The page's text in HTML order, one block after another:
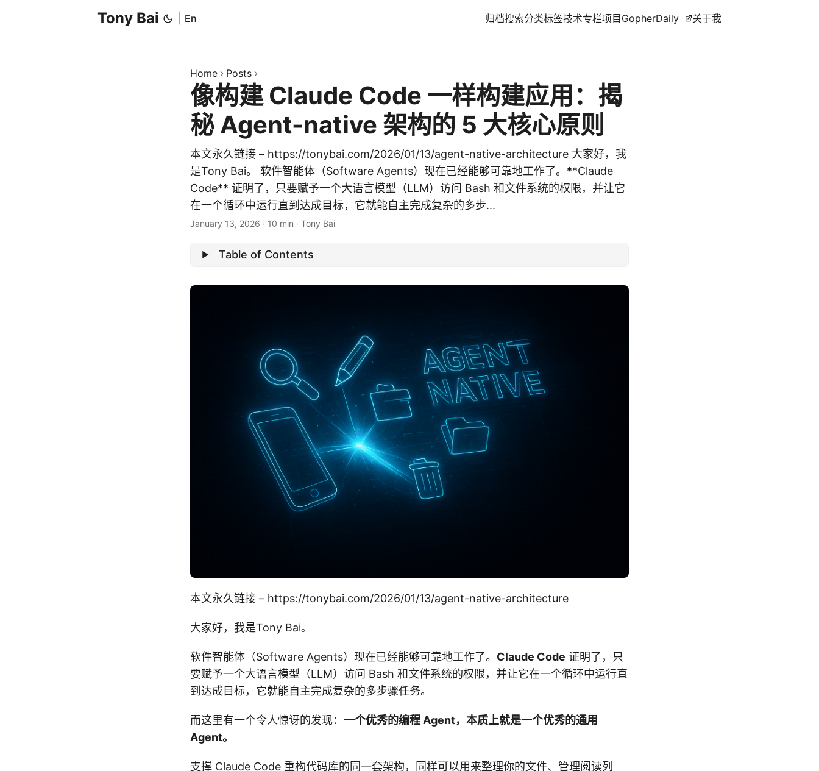
Tony Bai En 归档搜索分类标签技术专栏项目 GopherDaily 关于我
Home Posts
像构建 Claude Code 一样构建应用：揭
秘 Agent-native 架构的 5 大核心原则
本文永久链接 – https://tonybai.com/2026/01/13/agent-native-architecture 大家好，我
是Tony Bai。 软件智能体（Software Agents）现在已经能够可靠地工作了。**Claude
Code** 证明了，只要赋予一个大语言模型（LLM）访问 Bash 和文件系统的权限，并让它
在一个循环中运行直到达成目标，它就能自主完成复杂的多步...
January 13, 2026 · 10 min · Tony Bai
Table of Contents
本文永久链接 – https://tonybai.com/2026/01/13/agent-native-architecture
大家好，我是Tony Bai。
软件智能体（Software Agents）现在已经能够可靠地工作了。 Claude Code 证明了，只
要赋予一个大语言模型（LLM）访问 Bash 和文件系统的权限，并让它在一个循环中运行直
到达成目标，它就能自主完成复杂的多步骤任务。
而这里有一个令人惊讶的发现： 一个优秀的编程 Agent，本质上就是一个优秀的通用
Agent。
支撑 Claude Code 重构代码库的同一套架构，同样可以用来整理你的文件、管理阅读列